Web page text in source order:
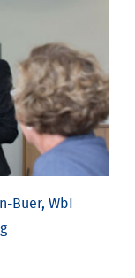
Buer, WbI